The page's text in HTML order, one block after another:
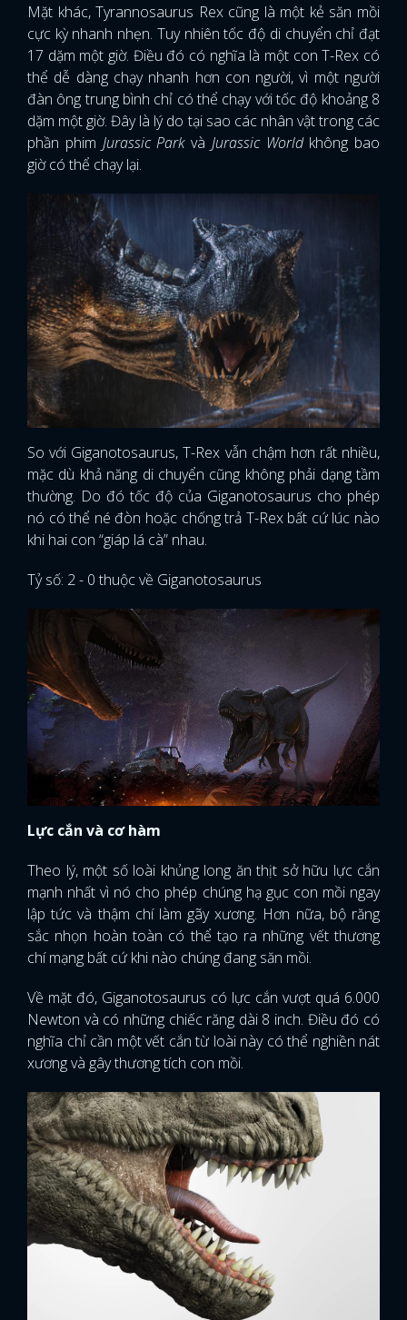
Mặt khác, Tyrannosaurus Rex cũng là một kẻ săn mồi
cực kỳ nhanh nhẹn. Tuy nhiên tốc độ di chuyển chỉ đạt
17 dặm một giờ. Điều đó có nghĩa là một con T-Rex có
thể dễ dàng chạy nhanh hơn con người, vì một người
đàn ông trung bình chỉ có thể chạy với tốc độ khoảng 8
dặm một giờ. Đây là lý do tại sao các nhân vật trong các
phần phim Jurassic Park và Jurassic World không bao
giờ có thể chạy lại.
So với Giganotosaurus, T-Rex vẫn chậm hơn rất nhiều,
mặc dù khả năng di chuyển cũng không phải dạng tầm
thường. Do đó tốc độ của Giganotosaurus cho phép
nó có thể né đòn hoặc chống trả T-Rex bất cứ lúc nào
khi hai con “giáp lá cà” nhau.
Tỷ số: 2 - 0 thuộc về Giganotosaurus
Lực cắn và cơ hàm
Theo lý, một số loài khủng long ăn thịt sở hữu lực cắn
mạnh nhất vì nó cho phép chúng hạ gục con mồi ngay
lập tức và thậm chí làm gãy xương. Hơn nữa, bộ răng
sắc nhọn hoàn toàn có thể tạo ra những vết thương
chí mạng bất cứ khi nào chúng đang săn mồi.
Về mặt đó, Giganotosaurus có lực cắn vượt quá 6.000
Newton và có những chiếc răng dài 8 inch. Điều đó có
nghĩa chỉ cần một vết cắn từ loài này có thể nghiền nát
xương và gây thương tích con mồi.